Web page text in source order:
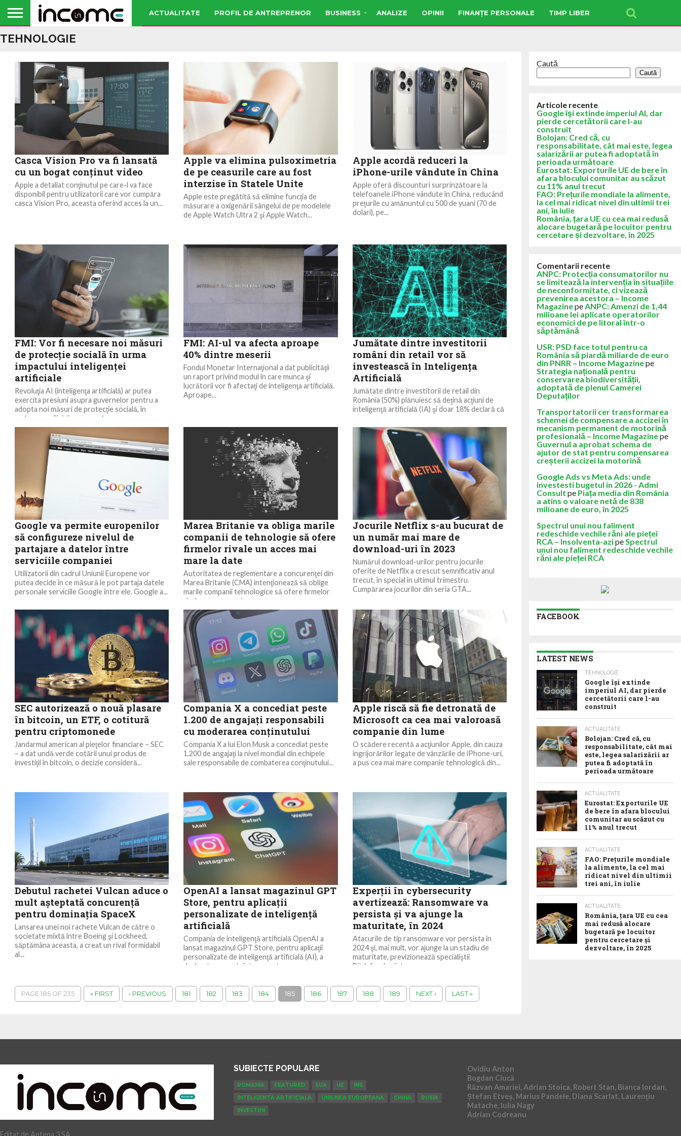
ACTUALITATE PROFIL DE ANTREPRENOR BUSINESS ANALIZE OPINII FINANȚE PERSONALE TIMP LIBER
TEHNOLOGIE
Casca Vision Pro va fi lansată
cu un bogat conţinut video
Apple a detaliat conţinutul pe care-l va face
disponibil pentru utilizatorii care vor cumpăra
casca Vision Pro, aceasta oferind acces la un...
Apple va elimina pulsoximetria
de pe ceasurile care au fost
interzise în Statele Unite
Apple este pregătită să elimine funcţia de
măsurare a oxigenării sângelui de pe modelele
de Apple Watch Ultra 2 şi Apple Watch...
Apple acordă reduceri la
iPhone-urile vândute în China
Apple oferă discounturi surprinzătoare la
telefoanele iPhone vândute în China, reducând
preţurile cu amănuntul cu 500 de yuani (70 de
dolari), pe...
FMI: Vor fi necesare noi măsuri
de protecţie socială în urma
impactului inteligenţei
artificiale
Revoluţia AI (inteligenţa artificială) ar putea
exercita presiuni asupra guvernelor pentru a
adopta noi măsuri de protecţie socială, în
vederea sprijinirii persoanelor...
FMI: AI-ul va afecta aproape
40% dintre meserii
Fondul Monetar Internaţional a dat publicităţii
un raport privind modul în care munca şi
lucrătorii vor fi afectaţi de inteligenţa artificială.
Aproape...
Jumătate dintre investitorii
români din retail vor să
investească în Inteligenţa
Artificială
Jumătate dintre investitorii de retail din
România (50%) plănuiesc să deţină acţiuni de
inteligenţă artificială (IA) şi doar 18% declară că
Google va permite europenilor
să configureze nivelul de
partajare a datelor între
serviciile companiei
Utilizatorii din cadrul Uniunii Europene vor
putea decide în ce măsură le pot partaja datele
personale serviciile Google între ele. Google a...
Marea Britanie va obliga marile
companii de tehnologie să ofere
firmelor rivale un acces mai
mare la date
Autoritatea de reglementare a concurenţei din
Marea Britanie (CMA) intenţionează să oblige
marile companii tehnologice să ofere firmelor
rivale un acces mai...
Jocurile Netflix s-au bucurat de
un număr mai mare de
download-uri în 2023
Numărul download-urilor pentru jocurile
oferite de Netflix a crescut semnificativ anul
trecut, în special în ultimul trimestru.
Cumpărarea jocurilor din seria GTA...
SEC autorizează o nouă plasare
în bitcoin, un ETF, o cotitură
pentru criptomonede
Jandarmul american al pieţelor financiare – SEC
– a dat undă verde cotării unui produs de
investiţii în bitcoin, o decizie consideră...
Compania X a concediat peste
1.200 de angajaţi responsabili
cu moderarea conţinutului
Compania X a lui Elon Musk a concediat peste
1.200 de angajaţi la nivel mondial din echipele
sale responsabile de combaterea conţinutului...
Apple riscă să fie detronată de
Microsoft ca cea mai valoroasă
companie din lume
O scădere recentă a acţiunilor Apple, din cauza
îngrijorărilor legate de vânzările de iPhone-uri,
a pus cea mai mare companie tehnologică din...
Debutul rachetei Vulcan aduce o
mult aşteptată concurenţă
pentru dominaţia SpaceX
Lansarea unei noi rachete Vulcan de către o
societate mixtă între Boeing şi Lockheed,
săptămâna aceasta, a creat un rival formidabil
al...
OpenAI a lansat magazinul GPT
Store, pentru aplicaţii
personalizate de inteligenţă
artificială
Compania de inteligenţă artificială OpenAI a
lansat magazinul GPT Store, pentru aplicaţii
personalizate de inteligenţă artificială (AI), a
declarat compania într-o postare...
Experţii în cybersecurity
avertizează: Ransomware va
persista şi va ajunge la
maturitate, în 2024
Atacurile de tip ransomware vor persista în
2024 şi, mai mult, vor ajunge la un stadiu de
maturitate, previzionează specialiştii
Bitdefender, într-o...
PAGE 185 OF 235 « FIRST ‹ PREVIOUS 181 182 183 184 185 186 187 188 189 NEXT › LAST »
Caută
Caută
Articole recente
Google îşi extinde imperiul AI, dar
pierde cercetătorii care l-au
construit
Bolojan: Cred că, cu
responsabilitate, cât mai este, legea
salarizării ar putea fi adoptată în
perioada următoare
Eurostat: Exporturile UE de bere în
afara blocului comunitar au scăzut
cu 11% anul trecut
FAO: Prețurile mondiale la alimente,
la cel mai ridicat nivel din ultimii trei
ani, în iulie
România, țara UE cu cea mai redusă
alocare bugetară pe locuitor pentru
cercetare și dezvoltare, în 2025
Comentarii recente
ANPC: Protecția consumatorilor nu
se limitează la intervenția în situațiile
de neconformitate, ci vizează
prevenirea acestora – Income
MagazinepeANPC: Amenzi de 1,44
milioane lei aplicate operatorilor
economici de pe litoral într-o
săptămână
USR: PSD face totul pentru ca
România să piardă miliarde de euro
din PNRR – Income Magazinepe
Strategia națională pentru
conservarea biodiversității,
adoptată de plenul Camerei
Deputaților
Transportatorii cer transformarea
schemei de compensare a accizei în
mecanism permanent de motorină
profesională – Income Magazinepe
Guvernul a aprobat schema de
ajutor de stat pentru compensarea
creșterii accizei la motorină
Google Ads vs Meta Ads: unde
investesti bugetul in 2026 - Admi
Consult pe Piața media din România
a atins o valoare netă de 838
milioane de euro, în 2025
Spectrul unui nou faliment
redeschide vechile răni ale pieței
RCA – Insolventa-azipeSpectrul
unui nou faliment redeschide vechile
răni ale pieței RCA
FACEBOOK
LATEST NEWS
TEHNOLOGIE
Google îşi extinde
imperiul AI, dar pierde
cercetătorii care l-au
construit
ACTUALITATE
Bolojan: Cred că, cu
responsabilitate, cât mai
este, legea salarizării ar
putea fi adoptată în
perioada următoare
ACTUALITATE
Eurostat: Exporturile UE
de bere în afara blocului
comunitar au scăzut cu
11% anul trecut
ACTUALITATE
FAO: Prețurile mondiale
la alimente, la cel mai
ridicat nivel din ultimii
trei ani, în iulie
ACTUALITATE
România, țara UE cu cea
mai redusă alocare
bugetară pe locuitor
pentru cercetare și
dezvoltare, în 2025
Editat de Antena 3 SA
SUBIECTE POPULARE
ROMANIA FEATURED SUA UE
INS
INTELIGENTA ARTIFICIALA
UNIUNEA EUROPEANA CHINA
RUSIA
INVESTIȚII
Ovidiu Anton
Bogdan Ciucă
Răzvan Amariei, Adrian Stoica, Robert Stan, Bianca Iordan,
Ștefan Etveș, Marius Pandele, Diana Scarlat, Laurențiu
Matache, Iulia Nagy
Adrian Codreanu